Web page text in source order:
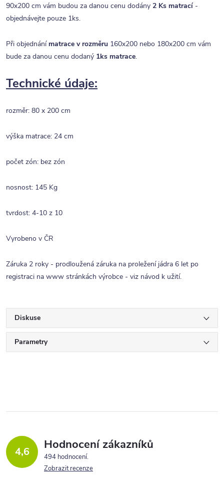
90x200 cm vám budou za danou cenu dodány 2 Ks matrací -
objednávejte pouze 1ks.
Při objednání matrace v rozměru 160x200 nebo 180x200 cm vám
bude za danou cenu dodaný 1ks matrace.
Technické údaje:
rozměr: 80 x 200 cm
výška matrace: 24 cm
počet zón: bez zón
nosnost: 145 Kg
tvrdost: 4-10 z 10
Vyrobeno v ČR
Záruka 2 roky - prodloužená záruka na proležení jádra 6 let po
registraci na www stránkách výrobce - viz návod k užití.
Diskuse
Parametry
4,6 Hodnocení zákazníků
494 hodnocení
Zobrazit recenze